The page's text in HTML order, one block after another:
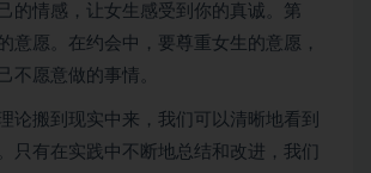
的情感，让女生感受到你的真诚。第
意愿。在约会中，要尊重女生的意愿，
不愿意做的事情。
论搬到现实中来，我们可以清晰地看到
只有在实践中不断地总结和改进，我们